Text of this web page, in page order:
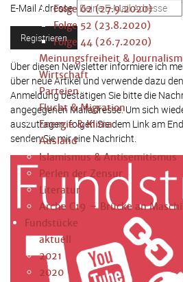
Folge 62 (27.9.2020)
Folge 52 (23.8.2020)
Folge 44 (26.7.2020)
Meinungsfreiheit &
Wirtschaft
Parteien
Flucht & Migration
Energie & Klima
Ausland
Islamismus & Antisemitismus
Perlen der Zensur
Literatur
Arche C19 – Brücke an
Fundstücke
aktuell
2021
2020
E-Mail Adresse:
Über diesen Newsletter informiere ich
über neue Artikel und verwende dazu
Anmeldung bestätigen Sie bitte die
angegegenen Mailadresse. Um sich
auszutragen, folgen Sie dem Link am
senden Sie mir eine Nachricht.